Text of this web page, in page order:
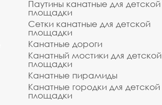
Паутины канатные для детской
площадки
Сетки канатные для детской
площадки
Канатные дороги
Канатный мостики для детской
площадки
Канатные пирамиды
Канатные городки для детской
площадки